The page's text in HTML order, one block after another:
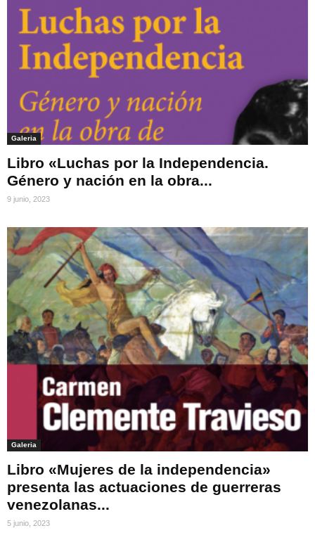
Galeria
Libro «Luchas por la Independencia.
Género y nación en la obra...
9 junio, 2023
Galeria
Libro «Mujeres de la independencia»
presenta las actuaciones de guerreras
venezolanas...
5 junio, 2023